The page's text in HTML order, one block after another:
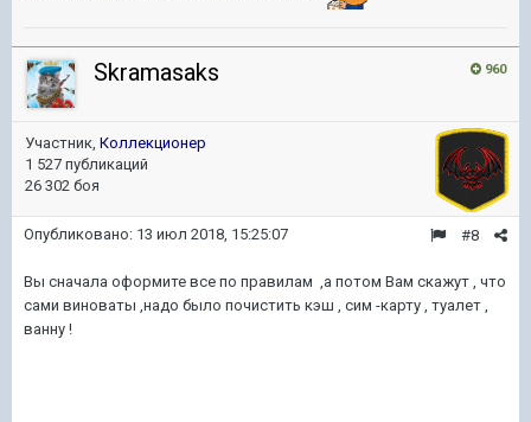
960
Skramasaks
Участник, Коллекционер
1 527 публикаций
26 302 боя
#8
Опубликовано: 13 июл 2018, 15:25:07
Вы сначала оформите все по правилам ,а потом Вам скажут , что
сами виноваты ,надо было почистить кэш , сим -карту , туалет ,
ванну !